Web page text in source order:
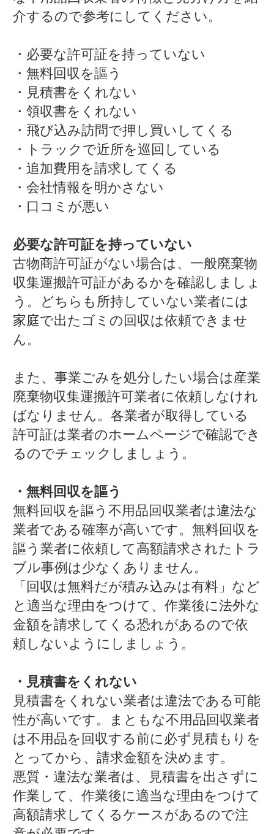
介するので参考にしてください。
・必要な許可証を持っていない
・無料回収を謳う
・見積書をくれない
・領収書をくれない
・飛び込み訪問で押し買いしてくる
・トラックで近所を巡回している
・追加費用を請求してくる
・会社情報を明かさない
・口コミが悪い
必要な許可証を持っていない
古物商許可証がない場合は、一般廃棄物
収集運搬許可証があるかを確認しましょ
う。どちらも所持していない業者には
家庭で出たゴミの回収は依頼できませ
ん。
また、事業ごみを処分したい場合は産業
廃棄物収集運搬許可業者に依頼しなけれ
ばなりません。各業者が取得している
許可証は業者のホームページで確認でき
るのでチェックしましょう。
・無料回収を謳う
無料回収を謳う不用品回収業者は違法な
業者である確率が高いです。無料回収を
謳う業者に依頼して高額請求されたトラ
ブル事例は少なくありません。
「回収は無料だが積み込みは有料」など
と適当な理由をつけて、作業後に法外な
金額を請求してくる恐れがあるので依
頼しないようにしましょう。
・見積書をくれない
見積書をくれない業者は違法である可能
性が高いです。まともな不用品回収業者
は不用品を回収する前に必ず見積もりを
とってから、請求金額を決めます。
悪質・違法な業者は、見積書を出さずに
作業して、作業後に適当な理由をつけて
高額請求してくるケースがあるので注